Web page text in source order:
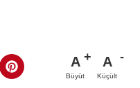
A
Büyüt
A
Küçült